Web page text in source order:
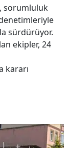
sorumluluk
sürdürüyor.
ekipler, 24
kararı